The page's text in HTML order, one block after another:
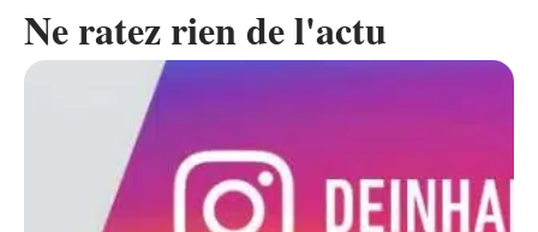
Ne ratez rien de l'actu